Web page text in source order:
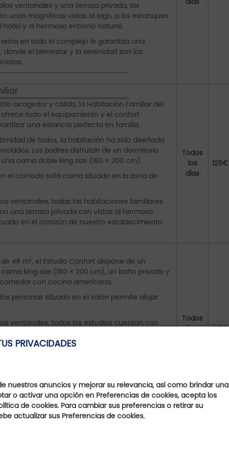
PRIVACIDADES
nuestros anuncios y mejorar su relevancia, así como brindar una
o activar una opción en Preferencias de cookies, acepta los
de cookies. Para cambiar sus preferencias o retirar su
actualizar sus Preferencias de cookies.
ventanales y una terraza privada, las
unas magníficas vistas al lago, a los estanques
y al hermoso entorno natural.
en todo el complejo le garantiza una
donde el bienestar y la serenidad son los
acogedor y cálido, la Habitación Familiar del
ofrece todo el equipamiento y el confort
una estancia perfecta en familia.
de todos, la habitación ha sido diseñada
Los padres disfrutan de un dormitorio
cama doble king size (180 × 200 cm).
el cómodo sofá cama situado en la zona de
ventanales, todas las habitaciones familiares
una terraza privada con vistas al hermoso
en el corazón de nuestro establecimiento.
Todos
los
días
125€
48 m², el Estudio Confort dispone de un
king size (180 × 200 cm), un baño privado y
con cocina americana.
personas situado en el salón permite alojar
ventanales, todos los estudios cuentan con
de nuestro establecimiento.
le garantiza una estancia relajante, donde
son los protagonistas.
Todos
los
135€